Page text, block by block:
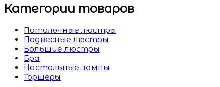
Категории товаров
Потолочные люстры
Подвесные люстры
Большие люстры
Бра
Настольные лампы
Торшеры